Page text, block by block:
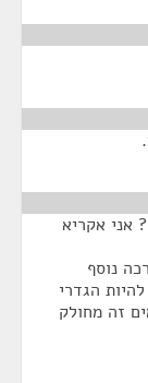
אני אקריא
נוסף
הגדרי
זה מחולק